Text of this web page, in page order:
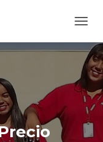
L
T
E
R
N
A
N
A